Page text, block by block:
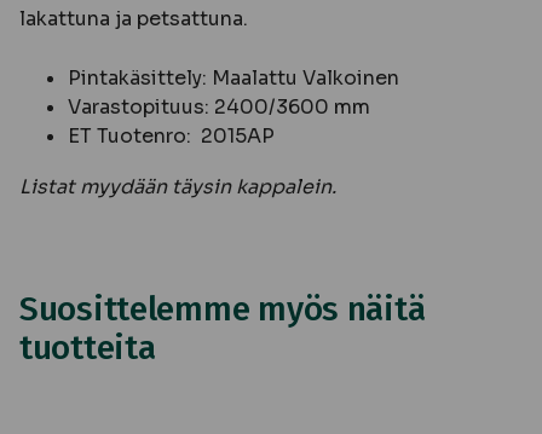
lakattuna ja petsattuna.
Pintakäsittely: Maalattu Valkoinen
Varastopituus: 2400/3600 mm
ET Tuotenro: 2015AP
Listat myydään täysin kappalein.
Suosittelemme myös näitä
tuotteita